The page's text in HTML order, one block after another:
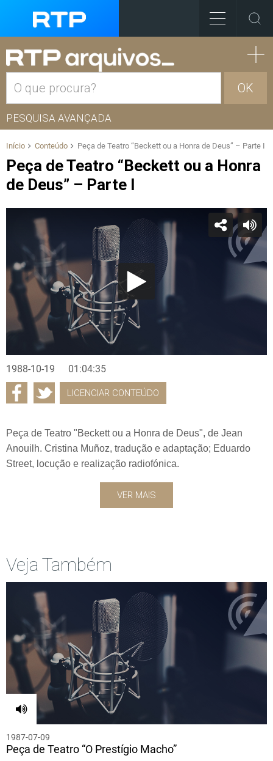
OK
PESQUISA AVANÇADA
Início Conteúdo Peça de Teatro “Beckett ou a Honra de Deus” – Parte I
Peça de Teatro “Beckett ou a Honra
de Deus” – Parte I
1988-10-19 01:04:35
LICENCIAR CONTEÚDO
Peça de Teatro "Beckett ou a Honra de Deus", de Jean
Anouilh. Cristina Muñoz, tradução e adaptação; Eduardo
Street, locução e realização radiofónica.
VER MAIS
Veja Também
1987-07-09
Peça de Teatro “O Prestígio Macho”